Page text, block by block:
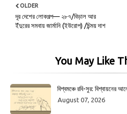
OLDER
দূর দেশের লোকগল্প— ২৮৭/বিড়াল আর
ইঁদুরের সমবায় জার্মানি (ইউরোপ) /চিন্ময় দাশ
You May Like
বিশ্বমঞ্চে রবি-সুর: বিশ্বায়নের
August 07, 2026